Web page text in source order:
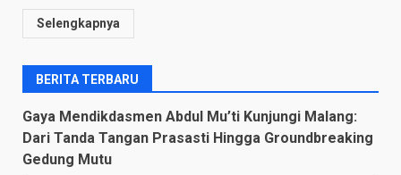
Selengkapnya
BERITA TERBARU
Gaya Mendikdasmen Abdul Mu’ti Kunjungi Malang:
Dari Tanda Tangan Prasasti Hingga Groundbreaking
Gedung Mutu